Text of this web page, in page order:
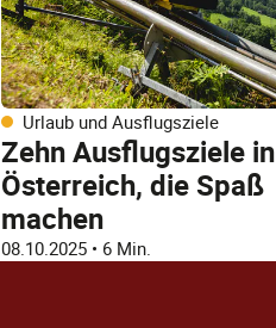
Urlaub und Ausflugsziele
Zehn Ausflugsziele in
Österreich, die Spaß
machen
08.10.2025 • 6 Min.